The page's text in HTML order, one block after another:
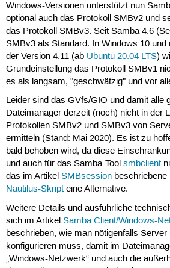
Windows-Versionen unterstützt nun
optional auch das Protokoll SMBv2 und
das Protokoll SMBv3. Seit Samba 4.6
SMBv3 als Standard. In Windows 10 und
der Version 4.11 (ab Ubuntu 20.04 LTS)
Grundeinstellung das Protokoll SMBv1
es als langsam, "geschwätzig" und vor
Leider sind das GVfs/GIO und damit alle
Dateimanager derzeit (noch) nicht in der
Protokollen SMBv2 und SMBv3 von
ermitteln (Stand: Mai 2020). Es ist zu
bald behoben wird, da diese
und auch für das Samba-Tool smbclient
das im Artikel SMBsessionbeschriebene
Nautilus-Skripteine Alternative.
Weitere Details und ausführliche
sich im Artikel Samba Client/Windows-
beschrieben, wie man nötigenfalls Server
konfigurieren muss, damit im
„Windows-Netzwerk“ und auch die